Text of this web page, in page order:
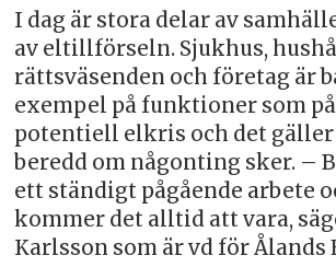
I dag är stora delar av
av eltillförseln. Sjukhus,
rättsväsenden och företag är
exempel på funktioner som
potentiell elkris och det
beredd om någonting sker. –
ett ständigt pågående arbete
kommer det alltid att vara,
Karlsson som är vd för Ålands